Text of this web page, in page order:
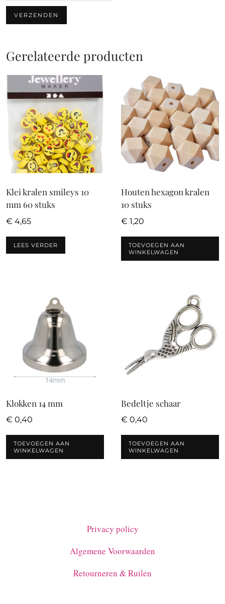
Gerelateerde producten
Klei kralen smileys 10
mm 60 stuks
€ 4,65
LEES VERDER
Houten hexagon kralen
10 stuks
€ 1,20
TOEVOEGEN AAN
WINKELWAGEN
Klokken 14 mm
€ 0,40
TOEVOEGEN AAN
WINKELWAGEN
Bedeltje schaar
€ 0,40
TOEVOEGEN AAN
WINKELWAGEN
Privacy policy
Algemene Voorwaarden
Retourneren & Ruilen